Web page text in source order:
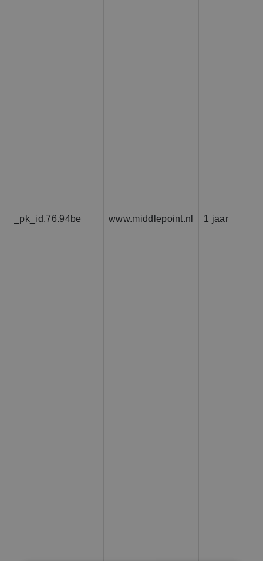
_pk_id.76.94be www.middlepoint.nl 1 jaar